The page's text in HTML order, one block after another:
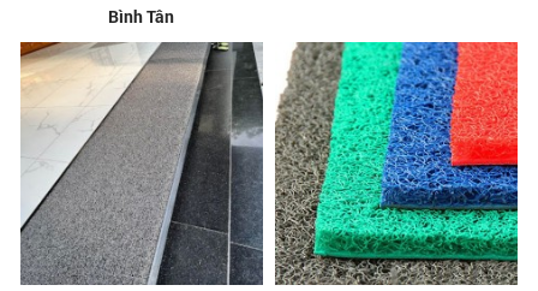
Bình Tân